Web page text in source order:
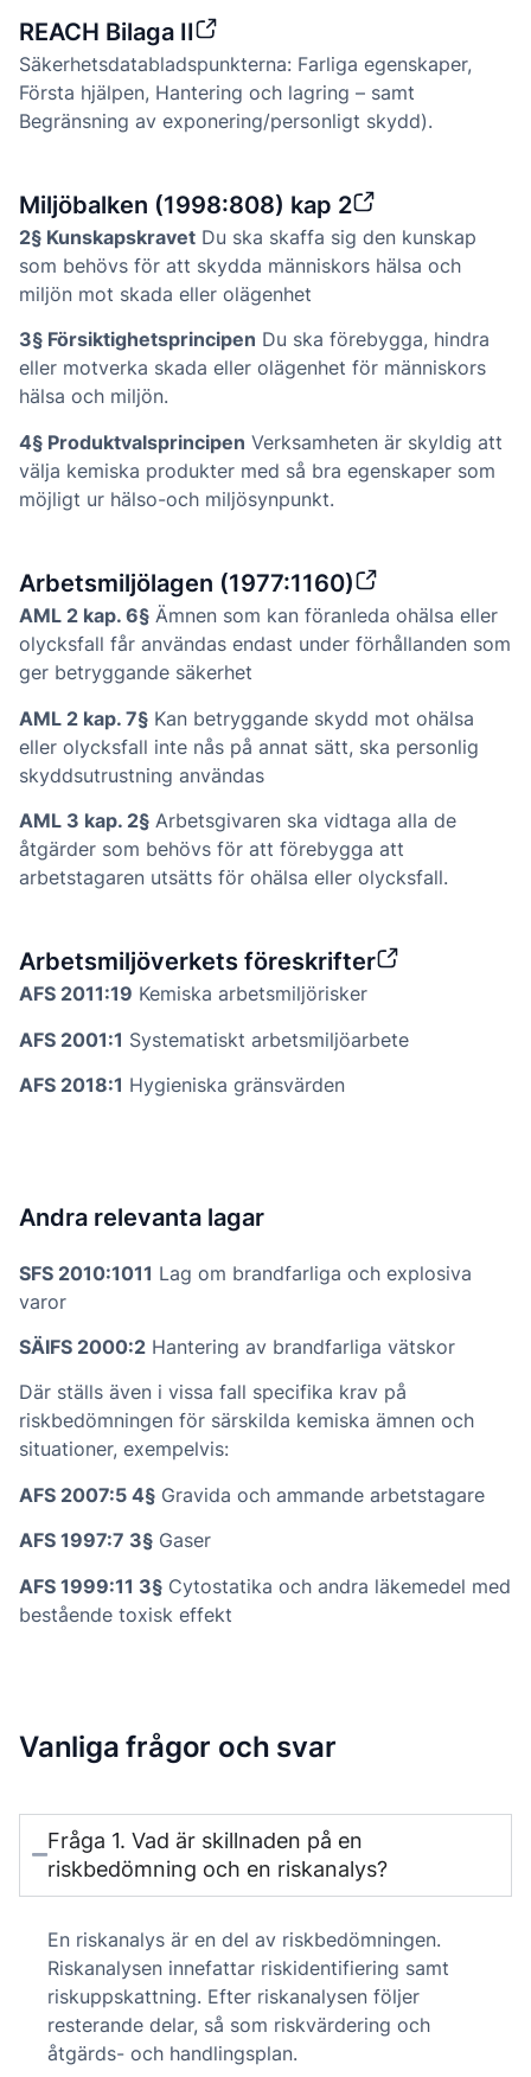
REACH Bilaga II
Säkerhetsdatabladspunkterna: Farliga egenskaper,
Första hjälpen, Hantering och lagring – samt
Begränsning av exponering/personligt skydd).
Miljöbalken (1998:808) kap 2
2§ Kunskapskravet Du ska skaffa sig den kunskap
som behövs för att skydda människors hälsa och
miljön mot skada eller olägenhet
3§ Försiktighetsprincipen Du ska förebygga, hindra
eller motverka skada eller olägenhet för människors
hälsa och miljön.
4§ Produktvalsprincipen Verksamheten är skyldig att
välja kemiska produkter med så bra egenskaper som
möjligt ur hälso-och miljösynpunkt.
Arbetsmiljölagen (1977:1160)
AML 2 kap. 6§ Ämnen som kan föranleda ohälsa eller
olycksfall får användas endast under förhållanden som
ger betryggande säkerhet
AML 2 kap. 7§ Kan betryggande skydd mot ohälsa
eller olycksfall inte nås på annat sätt, ska personlig
skyddsutrustning användas
AML 3 kap. 2§ Arbetsgivaren ska vidtaga alla de
åtgärder som behövs för att förebygga att
arbetstagaren utsätts för ohälsa eller olycksfall.
Arbetsmiljöverkets föreskrifter
AFS 2011:19 Kemiska arbetsmiljörisker
AFS 2001:1 Systematiskt arbetsmiljöarbete
AFS 2018:1 Hygieniska gränsvärden
Andra relevanta lagar
SFS 2010:1011 Lag om brandfarliga och explosiva
varor
SÄIFS 2000:2 Hantering av brandfarliga vätskor
Där ställs även i vissa fall specifika krav på
riskbedömningen för särskilda kemiska ämnen och
situationer, exempelvis:
AFS 2007:5 4§ Gravida och ammande arbetstagare
AFS 1997:7 3§ Gaser
AFS 1999:11 3§ Cytostatika och andra läkemedel med
bestående toxisk effekt
Vanliga frågor och svar
Fråga 1. Vad är skillnaden på en
riskbedömning och en riskanalys?
En riskanalys är en del av riskbedömningen.
Riskanalysen innefattar riskidentifiering samt
riskuppskattning. Efter riskanalysen följer
resterande delar, så som riskvärdering och
åtgärds- och handlingsplan.